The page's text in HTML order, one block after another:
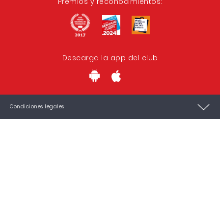
Descarga la app del club
Condiciones legales